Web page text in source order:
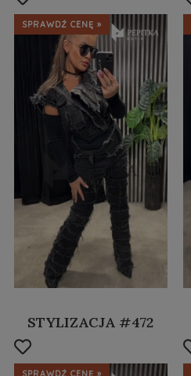
SPRAWDŹ CENĘ »
STYLIZACJA #472